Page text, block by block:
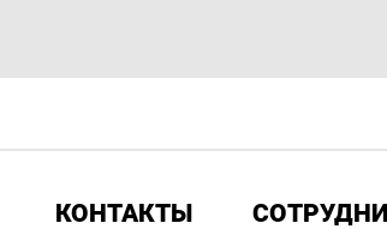
КОНТАКТЫ